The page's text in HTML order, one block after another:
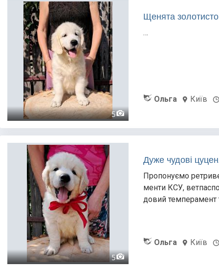
5
Щенята
…
Ольга Київ
5
Дуже чудові
Пропонуємо
менти КСУ,
довий темперамент
Ольга Київ